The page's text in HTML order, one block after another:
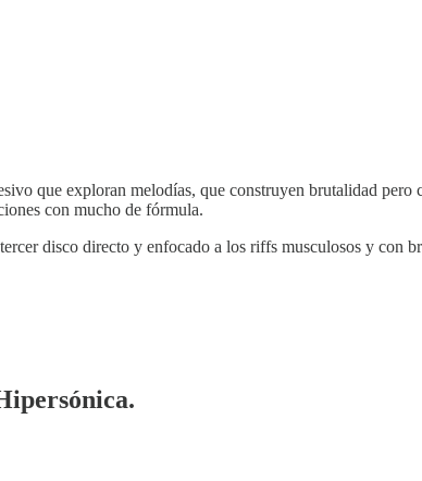
que exploran melodías, que construyen brutalidad
con mucho de fórmula.
disco directo y enfocado a los riffs musculosos y con